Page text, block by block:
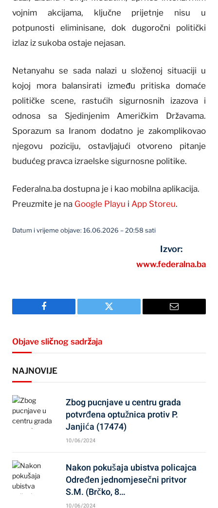
vojnim akcijama, ključne prijetnje nisu u
potpunosti eliminisane, dok dugoročni politički
izlaz iz sukoba ostaje nejasan.
Netanyahu se sada nalazi u složenoj situaciji u
kojoj mora balansirati između pritiska domaće
političke scene, rastućih sigurnosnih izazova i
odnosa sa Sjedinjenim Američkim Državama.
Sporazum sa Iranom dodatno je zakomplikovao
njegovu poziciju, ostavljajući otvoreno pitanje
budućeg pravca izraelske sigurnosne politike.
Federalna.ba dostupna je i kao mobilna aplikacija.
Preuzmite je na Google Playu i App Storeu.
Datum i vrijeme objave: 16.06.2026 – 20:58 sati
Izvor:
www.federalna.ba
Facebook Twitter Email
Objave sličnog sadržaja
NAJNOVIJE
Zbog pucnjave u centru grada
potvrđena optužnica protiv P.
Janjića (17474)
10/06/2024
Nakon pokušaja ubistva policajca
Određen jednomjesečni pritvor
S.M. (Brčko, 8…
10/06/2024